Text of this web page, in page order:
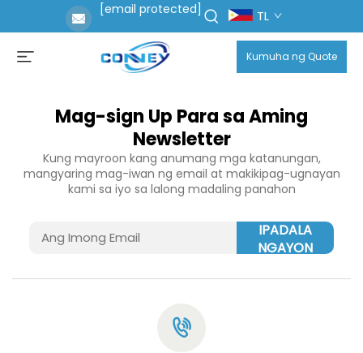
[email protected] TL
Kumuha ng Quote
Mag-sign Up Para sa Aming
Newsletter
Kung mayroon kang anumang mga katanungan,
mangyaring mag-iwan ng email at makikipag-ugnayan
kami sa iyo sa lalong madaling panahon
IPADALA
NGAYON